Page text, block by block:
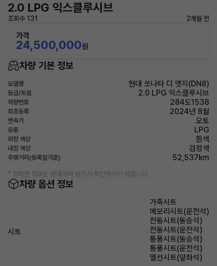
2.0 LPG 익스클루시브
조회수 131 2개월 전
가격
24,500,000원
차량 기본 정보
모델명 현대 쏘나타 디 엣지(DN8)
등급/트림 2.0 LPG 익스클루시브
차량번호 284도1538
최초등록 2024년 8월
변속기 오토
유종 LPG
외장 색상 흰색
내장 색상 검정색
주행거리(등록일기준) 52,537km
* 정확한 정보는 판매자와 반드시 확인하시기 바랍니다.
차량 옵션 정보
시트
가죽시트
메모리시트(운전석)
전동시트(동승석)
전동시트(운전석)
통풍시트(동승석)
통풍시트(운전석)
열선시트(앞좌석)